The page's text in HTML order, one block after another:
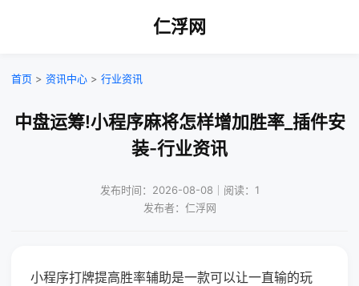
仁浮网
首页 > 资讯中心 > 行业资讯
中盘运筹!小程序麻将怎样增加胜率_插件安
装-行业资讯
发布时间：2026-08-08｜阅读：1
发布者：仁浮网
小程序打牌提高胜率辅助是一款可以让一直输的玩